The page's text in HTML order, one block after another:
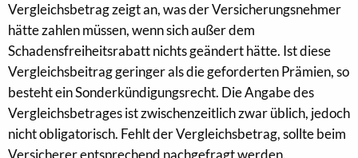
Vergleichsbetrag zeigt an, was der Versicherungsnehmer
hätte zahlen müssen, wenn sich außer dem
Schadensfreiheitsrabatt nichts geändert hätte. Ist diese
Vergleichsbeitrag geringer als die geforderten Prämien, so
besteht ein Sonderkündigungsrecht. Die Angabe des
Vergleichsbetrages ist zwischenzeitlich zwar üblich, jedoch
nicht obligatorisch. Fehlt der Vergleichsbetrag, sollte beim
Versicherer entsprechend nachgefragt werden.